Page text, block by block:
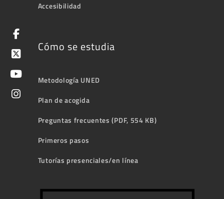
Accesibilidad
Cómo se estudia
Metodología UNED
Plan de acogida
Preguntas frecuentes (PDF, 554 KB)
Primeros pasos
Tutorías presenciales/en línea